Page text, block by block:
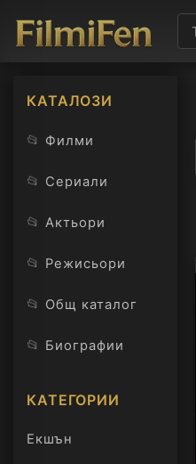
КАТАЛОЗИ
📂 Филми
📂 Сериали
📂 Актьори
📂 Режисьори
📂 Общ каталог
📂 Биографии
КАТЕГОРИИ
Екшън